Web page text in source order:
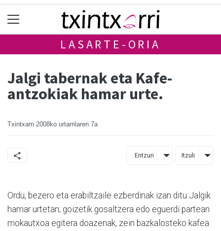
LASARTE-ORIA
Jalgi tabernak eta Kafe-
antzokiak hamar urte.
Txintxarri 2008ko urtarrilaren 7a
Entzun Itzuli
Ordu, bezero eta erabiltzaile ezberdinak izan ditu Jalgik
hamar urtetan; goizetik gosaltzera edo eguerdi partean
mokautxoa egitera doazenak, zein bazkalosteko kafea